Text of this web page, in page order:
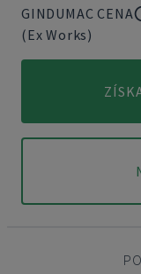
GINDUMAC CENA
(Ex Works)